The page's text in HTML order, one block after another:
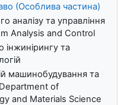
(Особлива частина)
аналізу та управління
Analysis and Control
інжинірингу та
машинобудування та
of
and Materials Science